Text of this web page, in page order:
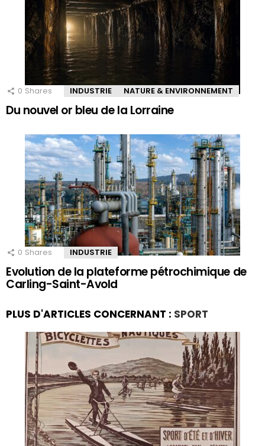
0 Shares INDUSTRIE NATURE & ENVIRONNEMENT
Du nouvel or bleu de la Lorraine
0 Shares INDUSTRIE
Evolution de la plateforme pétrochimique de
Carling-Saint-Avold
PLUS D'ARTICLES CONCERNANT : SPORT